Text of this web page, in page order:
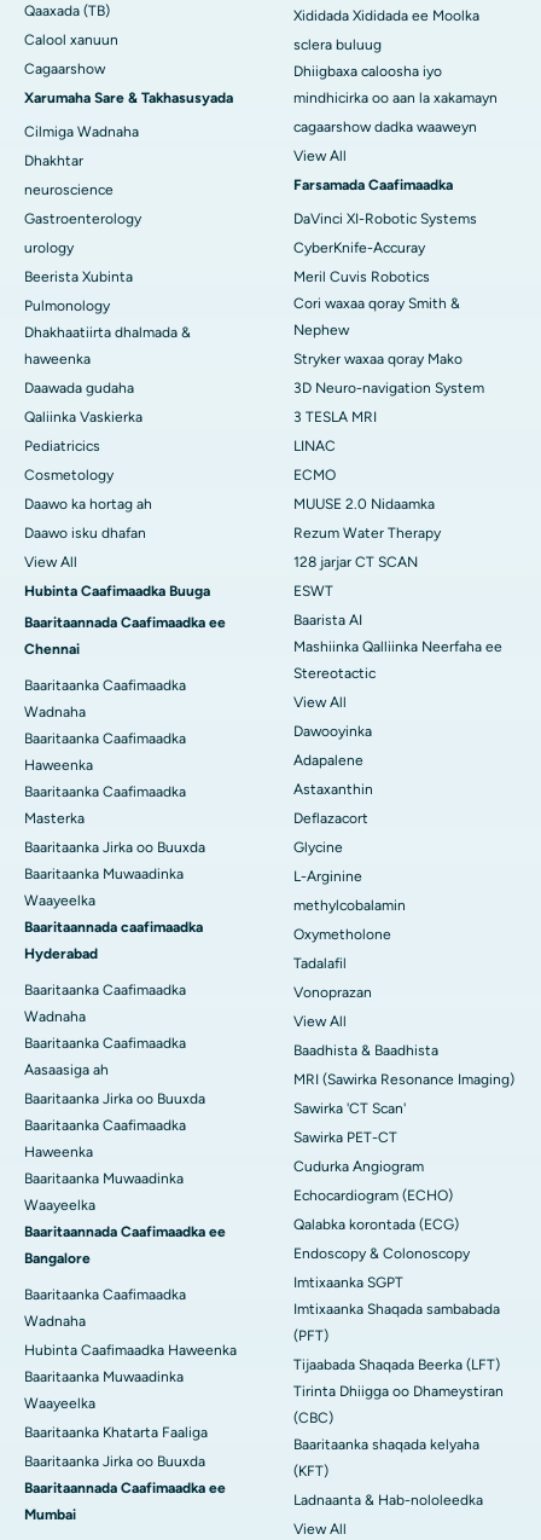
Qaaxada (TB)
Calool xanuun
Cagaarshow
Xarumaha Sare & Takhasusyada
Cilmiga Wadnaha
Dhakhtar
neuroscience
Gastroenterology
urology
Beerista Xubinta
Pulmonology
Dhakhaatiirta dhalmada &
haweenka
Daawada gudaha
Qaliinka Vaskierka
Pediatricics
Cosmetology
Daawo ka hortag ah
Daawo isku dhafan
View All
Hubinta Caafimaadka Buuga
Baaritaannada Caafimaadka ee
Chennai
Baaritaanka Caafimaadka
Wadnaha
Baaritaanka Caafimaadka
Haweenka
Baaritaanka Caafimaadka
Masterka
Baaritaanka Jirka oo Buuxda
Baaritaanka Muwaadinka
Waayeelka
Baaritaannada caafimaadka
Hyderabad
Baaritaanka Caafimaadka
Wadnaha
Baaritaanka Caafimaadka
Aasaasiga ah
Baaritaanka Jirka oo Buuxda
Baaritaanka Caafimaadka
Haweenka
Baaritaanka Muwaadinka
Waayeelka
Baaritaannada Caafimaadka ee
Bangalore
Baaritaanka Caafimaadka
Wadnaha
Hubinta Caafimaadka Haweenka
Baaritaanka Muwaadinka
Waayeelka
Baaritaanka Khatarta Faaliga
Baaritaanka Jirka oo Buuxda
Baaritaannada Caafimaadka ee
Mumbai
Xididada Xididada ee Moolka
sclera buluug
Dhiigbaxa caloosha iyo
mindhicirka oo aan la xakamayn
cagaarshow dadka waaweyn
View All
Farsamada Caafimaadka
DaVinci XI-Robotic Systems
CyberKnife-Accuray
Meril Cuvis Robotics
Cori waxaa qoray Smith &
Nephew
Stryker waxaa qoray Mako
3D Neuro-navigation System
3 TESLA MRI
LINAC
ECMO
MUUSE 2.0 Nidaamka
Rezum Water Therapy
128 jarjar CT SCAN
ESWT
Baarista AI
Mashiinka Qalliinka Neerfaha ee
Stereotactic
View All
Dawooyinka
Adapalene
Astaxanthin
Deflazacort
Glycine
L-Arginine
methylcobalamin
Oxymetholone
Tadalafil
Vonoprazan
View All
Baadhista & Baadhista
MRI (Sawirka Resonance Imaging)
Sawirka 'CT Scan'
Sawirka PET-CT
Cudurka Angiogram
Echocardiogram (ECHO)
Qalabka korontada (ECG)
Endoscopy & Colonoscopy
Imtixaanka SGPT
Imtixaanka Shaqada sambabada
(PFT)
Tijaabada Shaqada Beerka (LFT)
Tirinta Dhiigga oo Dhameystiran
(CBC)
Baaritaanka shaqada kelyaha
(KFT)
Ladnaanta & Hab-nololeedka
View All